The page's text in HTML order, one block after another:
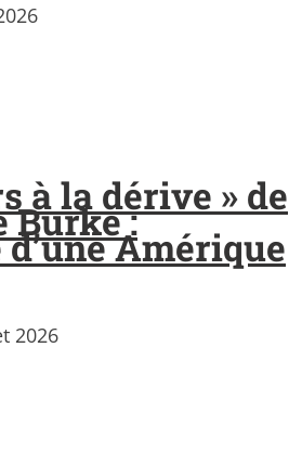
à la dérive » de
Burke :
Amérique
2026